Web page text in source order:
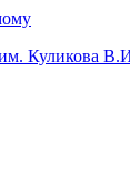
Куликова